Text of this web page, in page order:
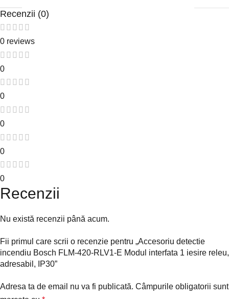
Recenzii (0)
0 reviews
0
0
0
0
0
Recenzii
Nu există recenzii până acum.
Fii primul care scrii o recenzie pentru „Accesoriu detectie
incendiu Bosch FLM-420-RLV1-E Modul interfata 1 iesire releu,
adresabil, IP30”
Adresa ta de email nu va fi publicată. Câmpurile obligatorii sunt